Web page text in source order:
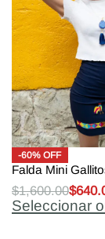
-60% OFF
Falda Mini
$1,600.00$
Seleccionar